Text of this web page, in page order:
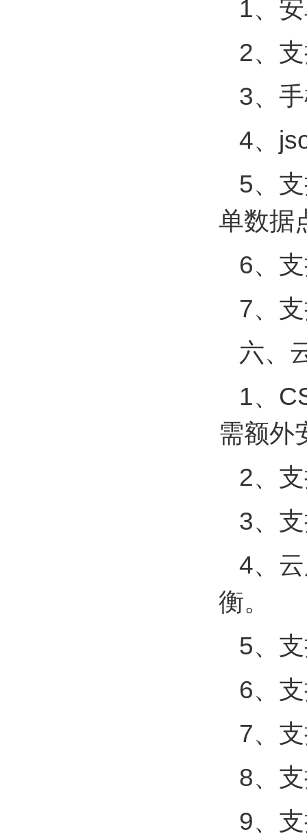
1、
2、
3、
4、
5、
单数据
6、
7、
六、
1、
需额外
2、
3、
4、
衡。
5、
6、
7、
8、
9、